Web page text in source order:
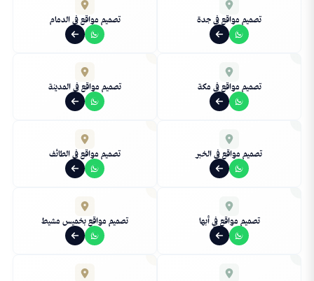
تصميم مواقع في جدة تصميم مواقع في الدمام
تصميم مواقع في مكة تصميم مواقع في المدينة
تصميم مواقع في الخبر تصميم مواقع في الطائف
تصميم مواقع في أبها تصميم مواقع بخميس مشيط